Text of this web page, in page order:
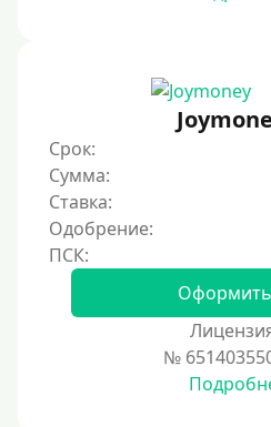
Срок:
Сумма:
Ставка:
Одобрение:
Оформить
№